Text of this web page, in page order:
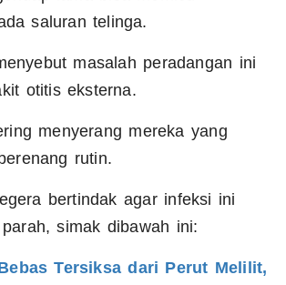
saluran telinga.
masalah peradangan ini
otitis eksterna.
menyerang mereka yang
rutin.
bertindak agar infeksi ini
simak dibawah ini:
Tersiksa dari Perut Melilit,